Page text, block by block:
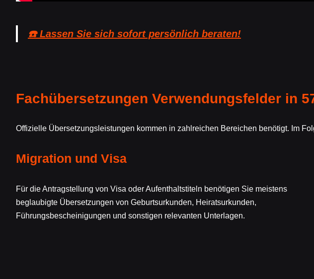
☎️ Lassen Sie sich sofort persönlich beraten!
Fachübersetzungen Verwendungsfelder in
Offizielle Übersetzungsleistungen kommen in zahlreichen Bereichen benötigt. Im
Migration und Visa
Für die Antragstellung von Visa oder Aufenthaltstiteln benötigen Sie meistens
beglaubigte Übersetzungen von Geburtsurkunden, Heiratsurkunden,
Führungsbescheinigungen und sonstigen relevanten Unterlagen.